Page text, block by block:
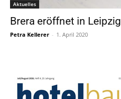
Aktuelles
Brera eröffnet in Leipzig
Petra Kellerer - 1. April 2020